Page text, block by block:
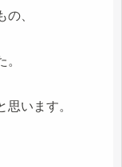
、
います。